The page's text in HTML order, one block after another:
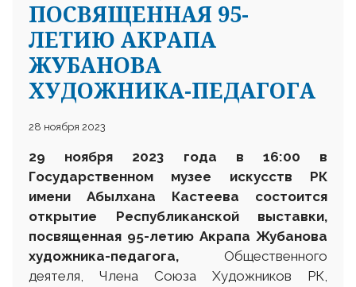
ПОСВЯЩЕННАЯ 95-
ЛЕТИЮ АКРАПА
ЖУБАНОВА
ХУДОЖНИКА-ПЕДАГОГА
28 ноября 2023
29 ноября 2023 года в 16:00 в
Государственном музее искусств РК
имени Абылхана Кастеева состоится
открытие Республиканской выставки,
посвященная 95-летию Акрапа Жубанова
художника-педагога, Общественного
деятеля, Члена Союза Художников РК,